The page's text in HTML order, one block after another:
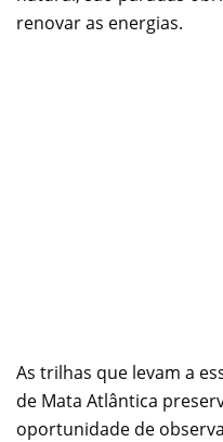
renovar as energias.
As trilhas que levam a
de Mata Atlântica
oportunidade de